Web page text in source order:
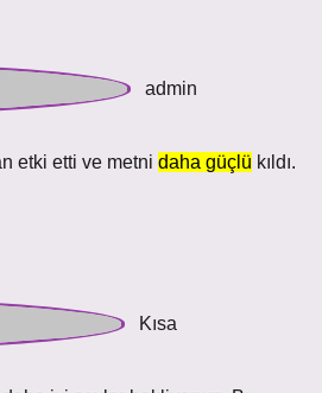
etki etti ve metni daha güçlü kıldı.